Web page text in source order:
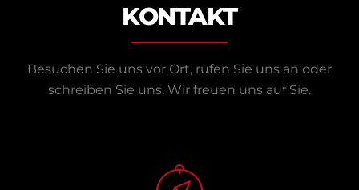
KONTAKT
Besuchen Sie uns vor Ort, rufen Sie uns an oder
schreiben Sie uns. Wir freuen uns auf Sie.